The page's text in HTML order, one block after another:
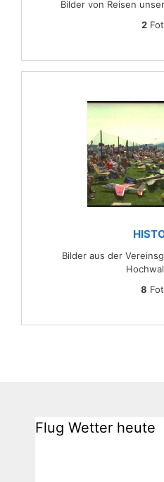
Bilder von Reisen
2
Bilder aus der
8
Flug Wetter heute